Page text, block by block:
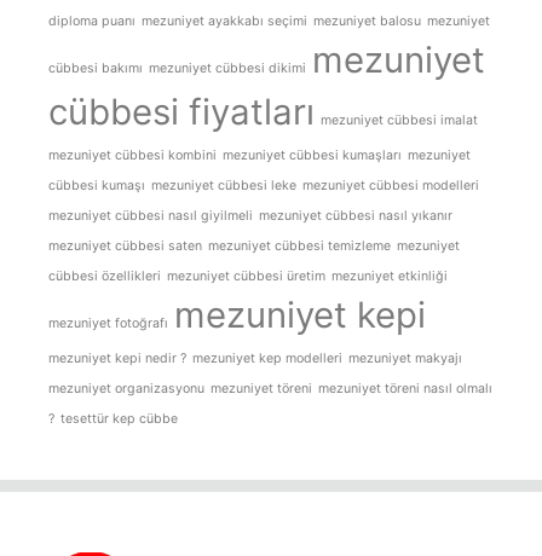
diploma puanı mezuniyet ayakkabı seçimi mezuniyet balosu mezuniyet
cübbesi bakımı mezuniyet cübbesi dikimi
mezuniyet
cübbesi fiyatları mezuniyet cübbesi imalat
mezuniyet cübbesi kombini mezuniyet cübbesi kumaşları mezuniyet
cübbesi kumaşı mezuniyet cübbesi leke mezuniyet cübbesi modelleri
mezuniyet cübbesi nasıl giyilmeli mezuniyet cübbesi nasıl yıkanır
mezuniyet cübbesi saten mezuniyet cübbesi temizleme mezuniyet
cübbesi özellikleri mezuniyet cübbesi üretim mezuniyet etkinliği
mezuniyet fotoğrafı mezuniyet kepi
mezuniyet kepi nedir ? mezuniyet kep modelleri mezuniyet makyajı
mezuniyet organizasyonu mezuniyet töreni mezuniyet töreni nasıl olmalı
? tesettür kep cübbe